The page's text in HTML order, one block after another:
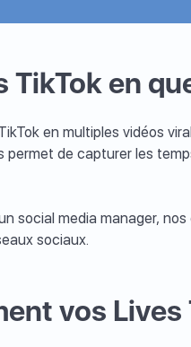
TikTok en
en multiples vidéos
permet de capturer les
social media manager,
sociaux.
vos Lives